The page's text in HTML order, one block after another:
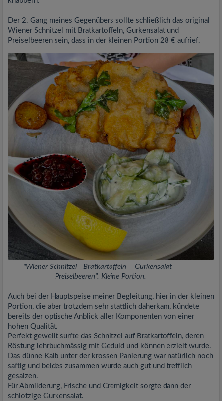
Der 2. Gang meines Gegenübers sollte schließlich das original
Wiener Schnitzel mit Bratkartoffeln, Gurkensalat und
Preiselbeeren sein, dass in der kleinen Portion 28 € aufrief.
"Wiener Schnitzel - Bratkartoffeln – Gurkensalat –
Preiselbeeren". Kleine Portion.
Auch bei der Hauptspeise meiner Begleitung, hier in der kleinen
Portion, die aber trotzdem sehr stattlich daherkam, kündete
bereits der optische Anblick aller Komponenten von einer
hohen Qualität.
Perfekt gewellt surfte das Schnitzel auf Bratkartoffeln, deren
Röstung lehrbuchmässig mit Geduld und können erzielt wurde.
Das dünne Kalb unter der krossen Panierung war natürlich noch
saftig und beides zusammen wurde auch gut und trefflich
gesalzen.
Für Abmilderung, Frische und Cremigkeit sorgte dann der
schlotzige Gurkensalat.